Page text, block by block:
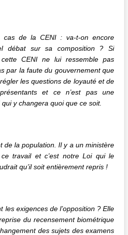
cas de la CENI : va-t-on encore
débat sur sa composition ? Si
cette CENI ne lui ressemble pas
par la faute du gouvernement que
les questions de loyauté et de
et ce n’est pas une
y changera quoi que ce soit.
de la population. Il y a un ministère
travail et c’est notre Loi qui le
qu’il soit entièrement repris !
les exigences de l’opposition ? Elle
du recensement biométrique
des sujets des examens